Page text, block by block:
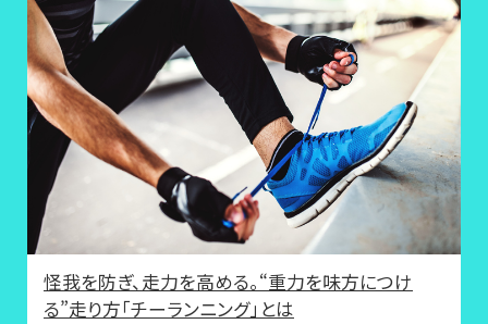
怪我を防ぎ、走力を高める。“重力を味方につけ
る”走り方「チーランニング」とは